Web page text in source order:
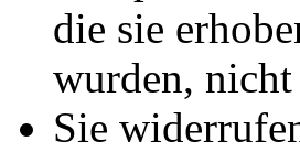
die sie
wurden,
Sie